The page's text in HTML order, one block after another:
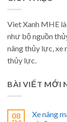
Viet Xanh MHE
như bộ nguồn
nâng thủy lực, xe
thủy lực.
BÀI VIẾT MỚI
08
Xe nâng